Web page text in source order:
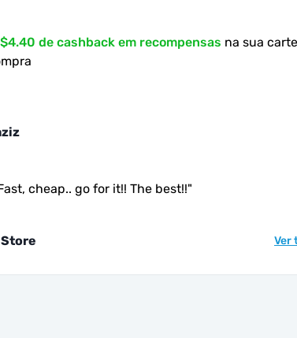
$4.40 de cashback em recompensas na sua
cheap.. go for it!! The best!!"
Ver